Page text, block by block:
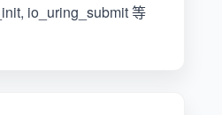
io_uring_submit 等